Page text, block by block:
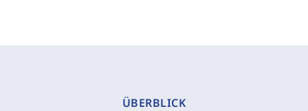
ÜBERBLICK